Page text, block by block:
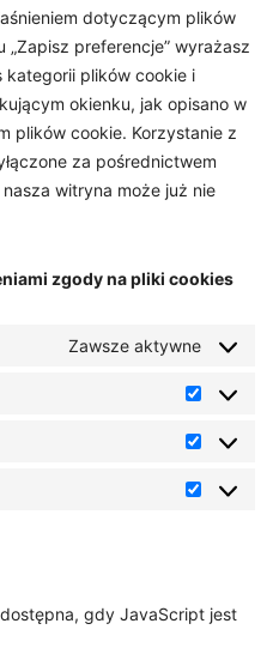
dotyczącym plików
preferencje” wyrażasz
kategorii plików cookie i
okienku, jak opisano w
plików cookie. Korzystanie z
za pośrednictwem
witryna może już nie
zgody na pliki cookies
Zawsze aktywne
Statystyki
Marketing
gdy JavaScript jest